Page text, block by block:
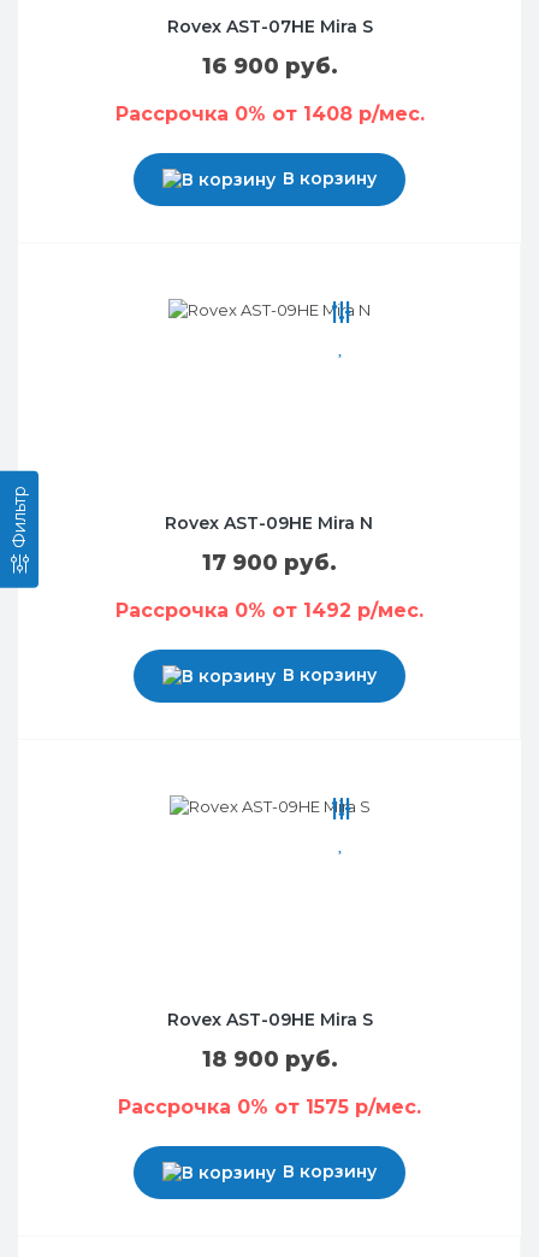
Фильтр
Rovex AST-07HE Mira S
16 900 руб.
Рассрочка 0% от 1408 р/мес.
В корзину
Rovex AST-09HE Mira N
17 900 руб.
Рассрочка 0% от 1492 р/мес.
В корзину
Rovex AST-09HE Mira S
18 900 руб.
Рассрочка 0% от 1575 р/мес.
В корзину